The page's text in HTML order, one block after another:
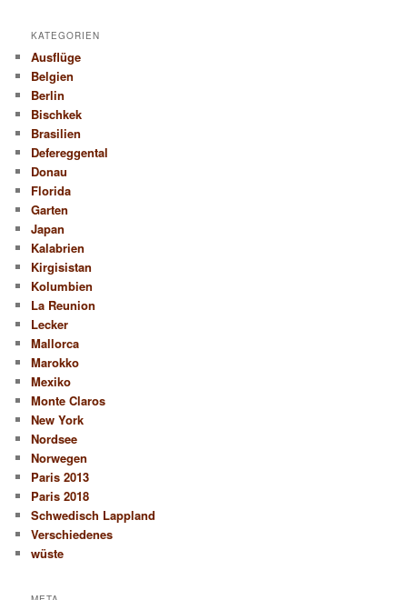
KATEGORIEN
Ausflüge
Belgien
Berlin
Bischkek
Brasilien
Defereggental
Donau
Florida
Garten
Japan
Kalabrien
Kirgisistan
Kolumbien
La Reunion
Lecker
Mallorca
Marokko
Mexiko
Monte Claros
New York
Nordsee
Norwegen
Paris 2013
Paris 2018
Schwedisch Lappland
Verschiedenes
wüste